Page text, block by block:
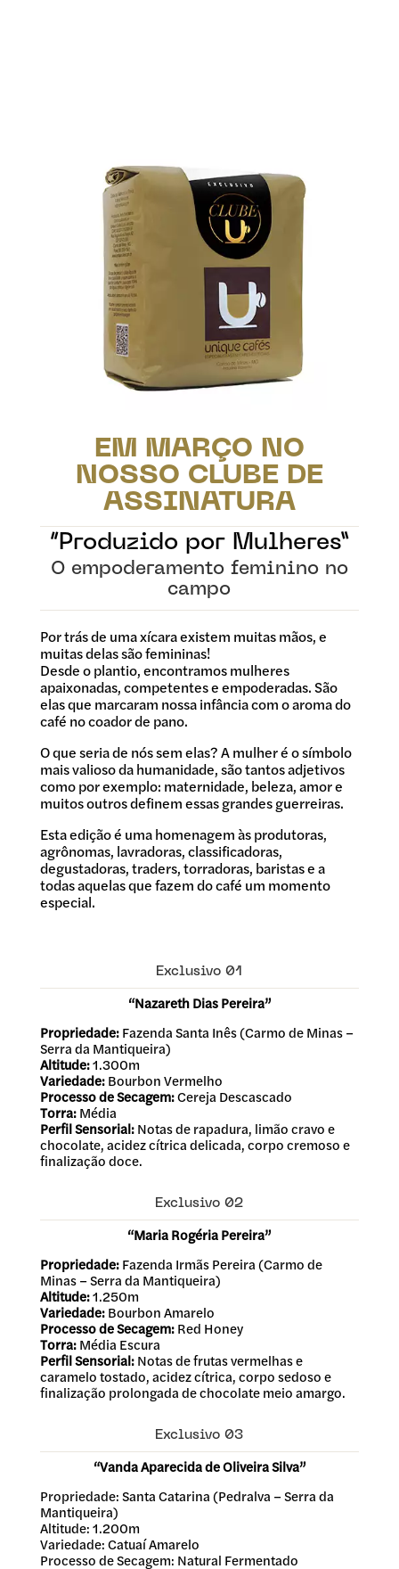
EM MARÇO NO
NOSSO CLUBE DE
ASSINATURA
“Produzido por Mulheres”
O empoderamento feminino no
campo
Por trás de uma xícara existem muitas mãos, e
muitas delas são femininas!
Desde o plantio, encontramos mulheres
apaixonadas, competentes e empoderadas. São
elas que marcaram nossa infância com o aroma do
café no coador de pano.
O que seria de nós sem elas? A mulher é o símbolo
mais valioso da humanidade, são tantos adjetivos
como por exemplo: maternidade, beleza, amor e
muitos outros definem essas grandes guerreiras.
Esta edição é uma homenagem às produtoras,
agrônomas, lavradoras, classificadoras,
degustadoras, traders, torradoras, baristas e a
todas aquelas que fazem do café um momento
especial.
Exclusivo 01
“Nazareth Dias Pereira”
Propriedade:Fazenda Santa Inês (Carmo de Minas –
Serra da Mantiqueira)
Altitude:1.300m
Variedade:Bourbon Vermelho
Processo de Secagem:Cereja Descascado
Torra:Média
Perfil Sensorial:Notas de rapadura, limão cravo e
chocolate, acidez cítrica delicada, corpo cremoso e
finalização doce.
Exclusivo 02
“Maria Rogéria Pereira”
Propriedade:Fazenda Irmãs Pereira (Carmo de
Minas – Serra da Mantiqueira)
Altitude:1.250m
Variedade:Bourbon Amarelo
Processo de Secagem:Red Honey
Torra:Média Escura
Perfil Sensorial:Notas de frutas vermelhas e
caramelo tostado, acidez cítrica, corpo sedoso e
finalização prolongada de chocolate meio amargo.
Exclusivo 03
“Vanda Aparecida de Oliveira Silva”
Propriedade: Santa Catarina (Pedralva – Serra da
Mantiqueira)
Altitude: 1.200m
Variedade: Catuaí Amarelo
Processo de Secagem: Natural Fermentado